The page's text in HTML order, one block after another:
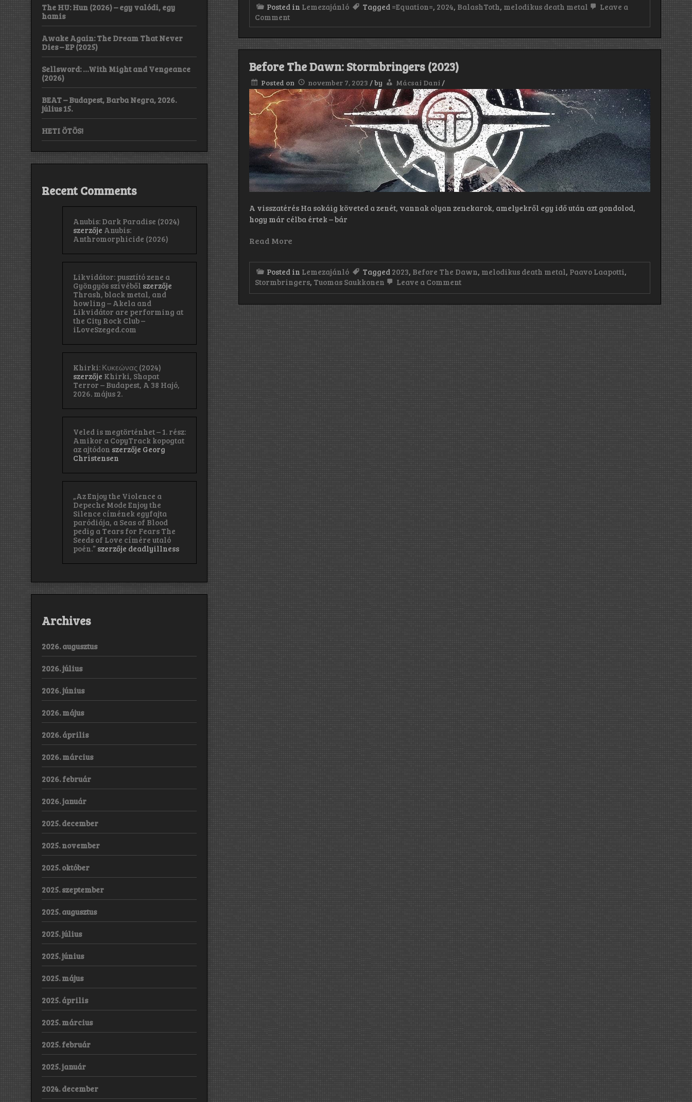
Posted in Lemezajánló Tagged =Equation=, 2024, BalashToth, melodikus death metal
Leave a
Commenton
BalashToth:
(2024)
Before The Dawn: Stormbringers (2023)
Posted on november 7, 2023 /by Mácsai Dani /
A visszatérés Ha sokáig követed a zenét, vannak olyan zenekarok, amelyekről egy idő után azt gondolod,
hogy már célba értek – bár
Read More
Posted in Lemezajánló Tagged 2023, Before The Dawn, melodikus death metal, Paavo Laapotti,
Stormbringers, Tuomas Saukkonen Leave a Commenton
Dawn:
The HU: Hun (2026) – egy valódi, egy
hamis
Awake Again: The Dream That Never
Dies – EP (2025)
Sellsword: …With Might and Vengeance
(2026)
BEAT – Budapest, Barba Negra, 2026.
július 15.
HETI ÖTÖS!
Recent Comments
Anubis: Dark Paradise (2024)
szerzője Anubis:
Anthromorphicide (2026)
Likvidátor: pusztító zene a
Gyöngyös szívéből szerzője
Thrash, black metal, and
howling – Akela and
Likvidátor are performing at
the City Rock Club –
iLoveSzeged.com
Khirki: Κ​υ​κ​ε​ώ​ν​α​ς (2024)
szerzője Khirki, Shapat
Terror – Budapest, A 38 Hajó,
2026. május 2.
Veled is megtörténhet – 1. rész:
Amikor a CopyTrack kopogtat
az ajtódon szerzője Georg
Christensen
„Az Enjoy the Violence a
Depeche Mode Enjoy the
Silence címének egyfajta
paródiája, a Seas of Blood
pedig a Tears for Fears The
Seeds of Love címére utaló
poén.” szerzője deadlyillness
Archives
2026. augusztus
2026. július
2026. június
2026. május
2026. április
2026. március
2026. február
2026. január
2025. december
2025. november
2025. október
2025. szeptember
2025. augusztus
2025. július
2025. június
2025. május
2025. április
2025. március
2025. február
2025. január
2024. december